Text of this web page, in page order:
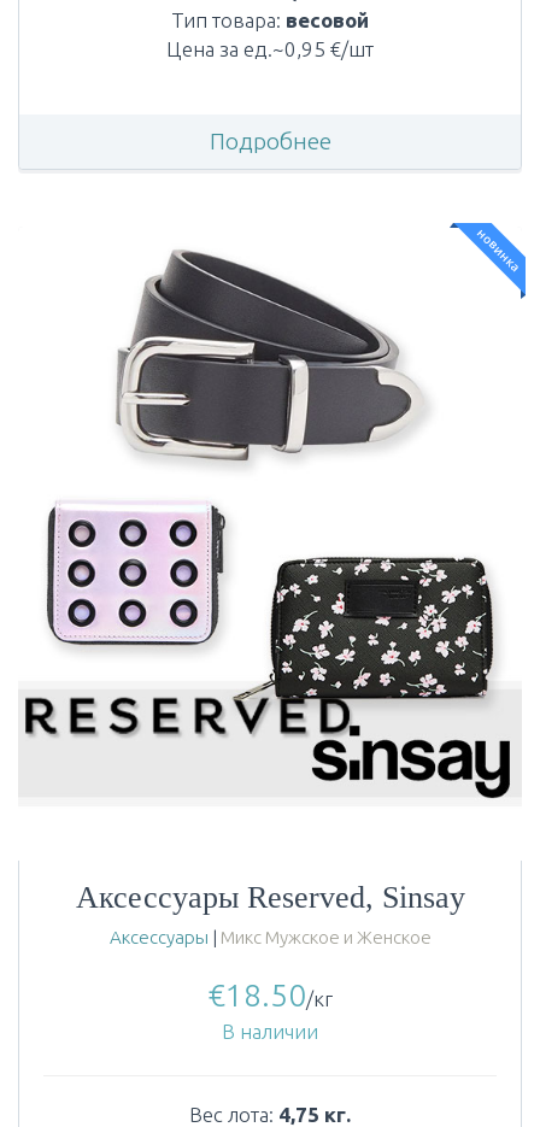
Тип товара: весовой
Цена за ед.~0,95 €/шт
Подробнее
новинка
Аксессуары Reserved, Sinsay
Аксессуары | Микс Мужское и Женское
€18.50/кг
В наличии
Вес лота: 4,75 кг.